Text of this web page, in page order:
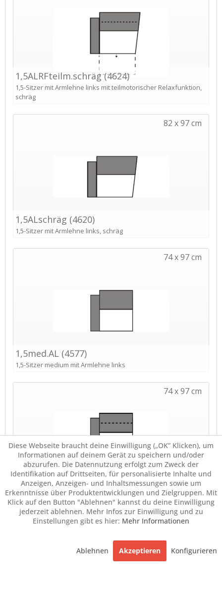
Diese Webseite braucht deine Einwilligung („OK” Klicken), um
Informationen auf deinem Gerät zu speichern und/oder
abzurufen. Die Datennutzung erfolgt zum Zweck der
Identifikation auf Drittseiten, für personalisierte Inhalte und
Anzeigen, Anzeigen- und Inhaltsmessungen sowie um
Erkenntnisse über Produktentwicklungen und Zielgruppen. Mit
Klick auf den Button "Ablehnen" kannst du deine Einwilligung
jederzeit ablehnen. Mehr Infos zur Einwilligung und zu
Einstellungen gibt es hier: Mehr Informationen
Ablehnen Akzeptieren Konfigurieren